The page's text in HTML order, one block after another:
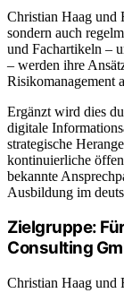
Christian Haag und
sondern auch
und Fachartikeln –
– werden ihre
Risikomanagement
Ergänzt wird dies
digitale
strategische
kontinuierliche
bekannte
Ausbildung im
Zielgruppe:
Consulting
Christian Haag und